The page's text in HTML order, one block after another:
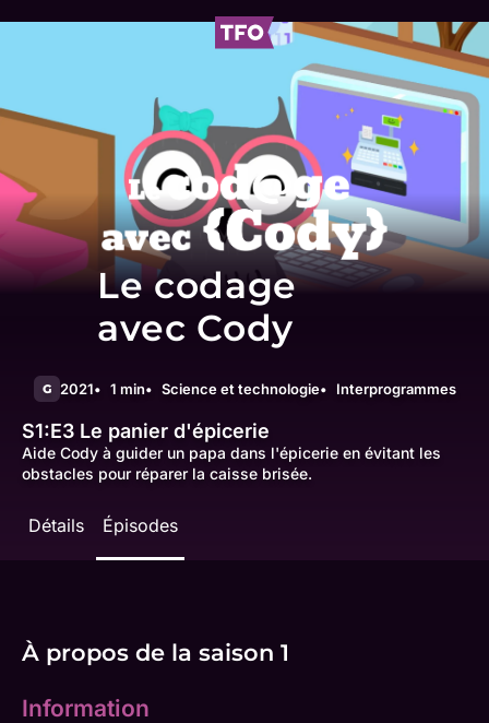
Le codage
avec Cody
G 2021 1 min Science et technologie Interprogrammes
S1:E3 Le panier d'épicerie
Aide Cody à guider un papa dans l'épicerie en évitant les
obstacles pour réparer la caisse brisée.
Détails Épisodes
À propos de la saison 1
Information